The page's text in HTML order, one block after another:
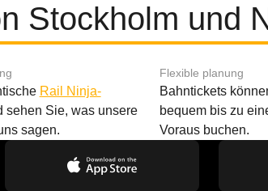
Stockholm und
Rail Ninja-
sehen Sie, was unsere
sagen.
Flexible planung
Bahntickets
bequem bis zu
Voraus buchen.